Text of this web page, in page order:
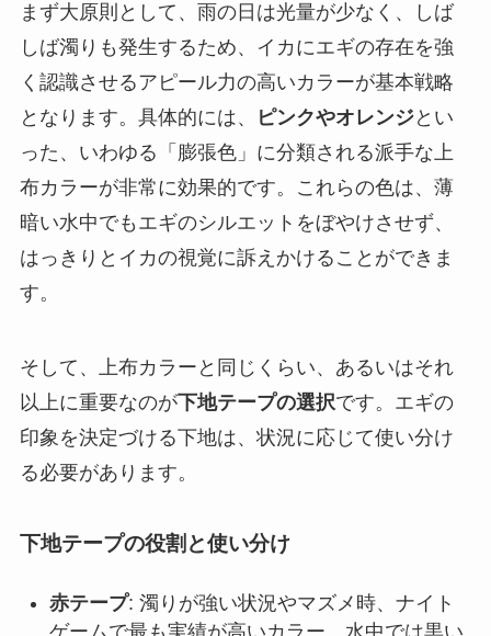
まず大原則として、雨の日は光量が少なく、しば
しば濁りも発生するため、イカにエギの存在を強
く認識させるアピール力の高いカラーが基本戦略
となります。具体的には、
ピンクやオレンジとい
った、いわゆる「膨張色」に分類される派手な上
布カラーが非常に効果的です。これらの色は、薄
暗い水中でもエギのシルエットをぼやけさせず、
はっきりとイカの視覚に訴えかけることができま
す。
そして、上布カラーと同じくらい、あるいはそれ
以上に重要なのが下地テープの選択です。エギの
印象を決定づける下地は、状況に応じて使い分け
る必要があります。
下地テープの役割と使い分け
赤テープ: 濁りが強い状況やマズメ時、ナイト